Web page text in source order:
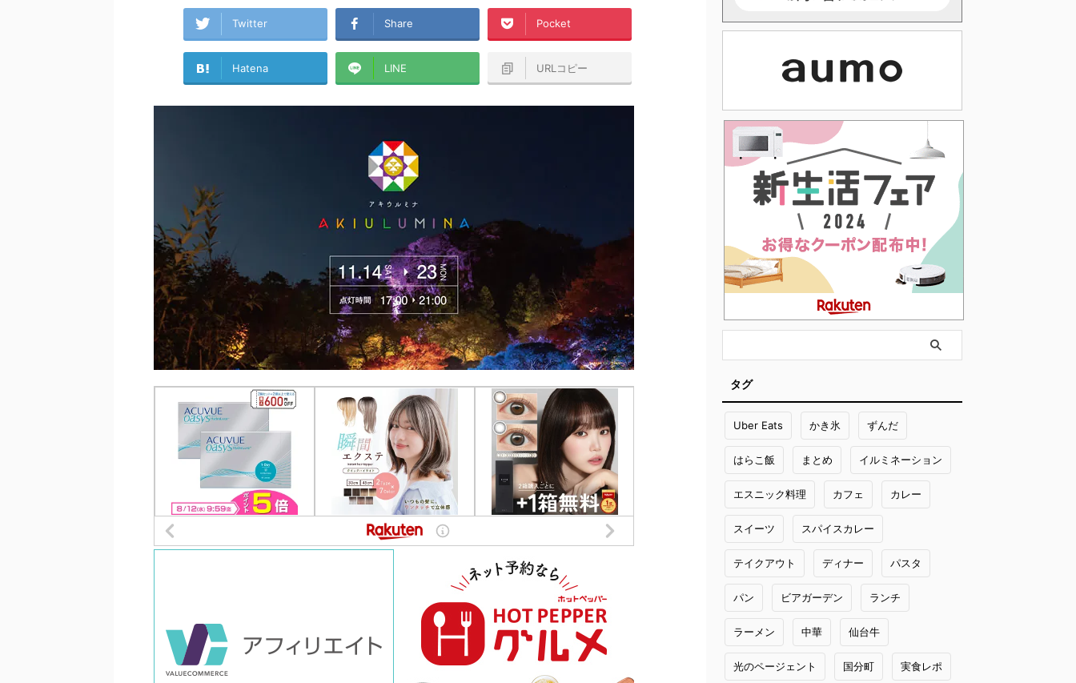
Twitter Share Pocket
Hatena LINE URLコピー
タグ
Uber Eats かき氷 ずんだ
はらこ飯 まとめ イルミネーション
エスニック料理 カフェ カレー
スイーツ スパイスカレー
テイクアウト ディナー パスタ
パン ビアガーデン ランチ
ラーメン 中華 仙台牛
光のページェント 国分町 実食レポ